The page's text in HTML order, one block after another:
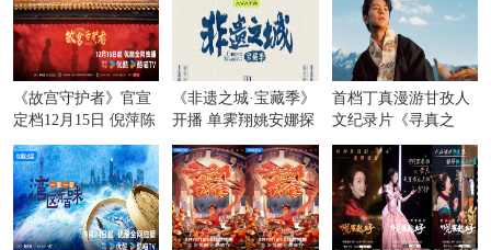
《故宫守护者》官宣
定档12月15日 倪萍陈
建斌巫鸿等嘉宾倾情
守护精神
《非遗之城·宝藏季》
开播 单霁翔姚安娜探
索之旅第一城：贵州
丹寨！
首档丁真漫游甘孜人
文纪录片《寻真之
地》今日官宣 7条线
路探索甘孜18县（市